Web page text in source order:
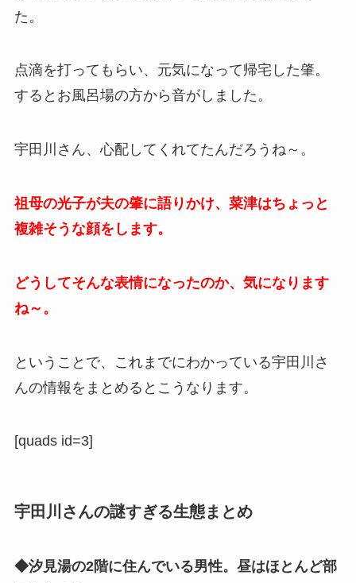
た。
点滴を打ってもらい、元気になって帰宅した肇。
するとお風呂場の方から音がしました。
宇田川さん、心配してくれてたんだろうね～。
祖母の光子が夫の肇に語りかけ、菜津はちょっと
複雑そうな顔をします。
どうしてそんな表情になったのか、気になります
ね～。
ということで、これまでにわかっている宇田川さ
んの情報をまとめるとこうなります。
[quads id=3]
宇田川さんの謎すぎる生態まとめ
◆汐見湯の2階に住んでいる男性。昼はほとんど部